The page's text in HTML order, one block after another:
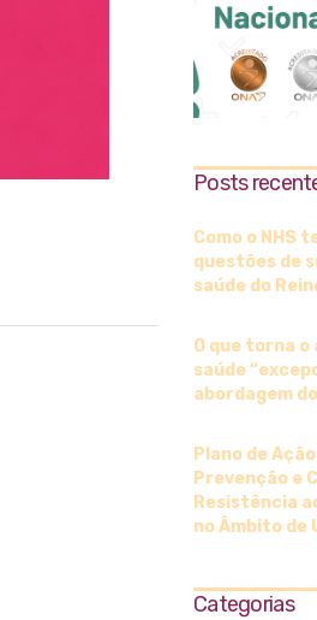
Posts
Como o NHS
questões de
saúde do
O que torna
saúde
abordagem
Plano de
Prevenção e
Resistência
no Âmbito de
Categorias